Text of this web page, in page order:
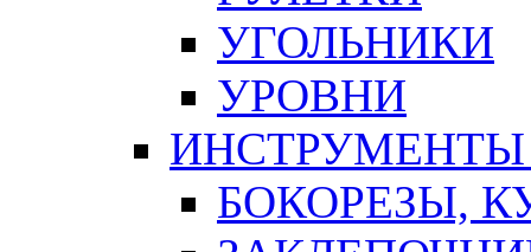
УГОЛЬНИКИ
УРОВНИ
БОКОРЕЗЫ,